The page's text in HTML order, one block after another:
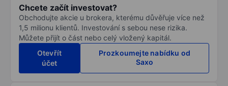
Chcete začít investovat?
Obchodujte akcie u brokera, kterému důvěřuje více než
1,5 milionu klientů. Investování s sebou nese rizika.
Můžete přijít o část nebo celý vložený kapitál.
Otevřít
účet
Prozkoumejte nabídku od
Saxo